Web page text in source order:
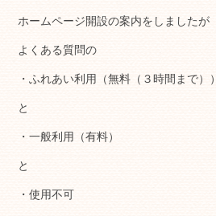
ホームページ開設の案内をしましたが
よくある質問の
・ふれあい利用（無料（３時間まで））
と
・一般利用（有料）
と
・使用不可